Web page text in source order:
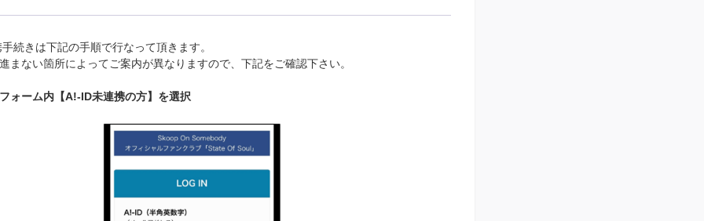
続きは下記の手順で行なって頂きます。
まない箇所によってご案内が異なりますので、下記をご確認下さい。
ォーム内【A!-ID未連携の方】を選択